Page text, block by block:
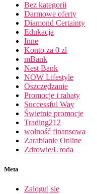
Bez kategorii
Darmowe oferty
Diamond Certainty
Edukacja
Inne
Konto za 0 zł
mBank
Nest Bank
NOW Lifestyle
Oszczędzanie
Promocje i rabaty
Successful Way
Świetnie promocje
Trading212
wolność finansowa
Zarabianie Online
Zdrowie/Uroda
Meta
Zaloguj się